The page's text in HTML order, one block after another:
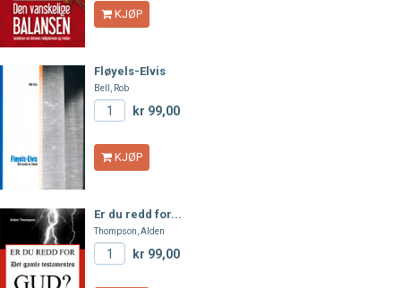
KJØP
Fløyels-Elvis
Bell, Rob
kr 99,00
KJØP
Er du redd for...
Thompson, Alden
kr 99,00